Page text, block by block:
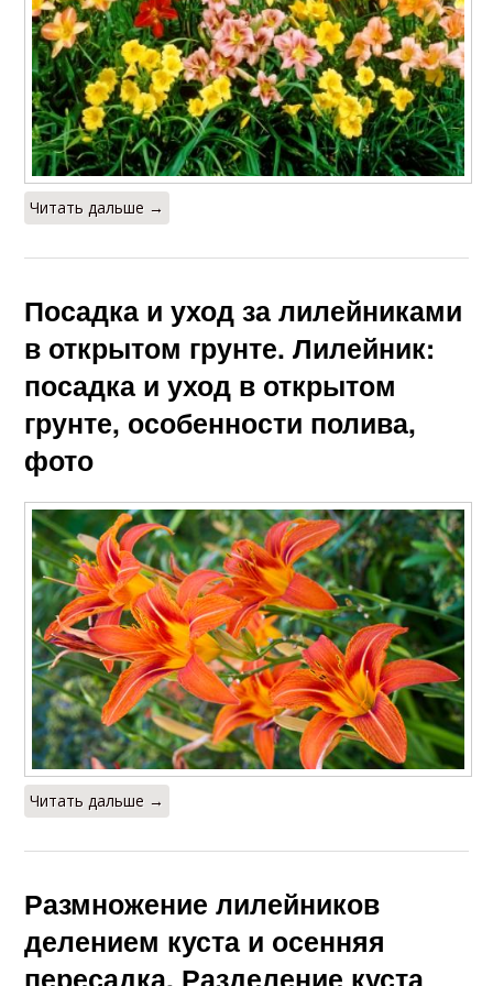
Читать дальше →
Посадка и уход за лилейниками
в открытом грунте. Лилейник:
посадка и уход в открытом
грунте, особенности полива,
фото
Читать дальше →
Размножение лилейников
делением куста и осенняя